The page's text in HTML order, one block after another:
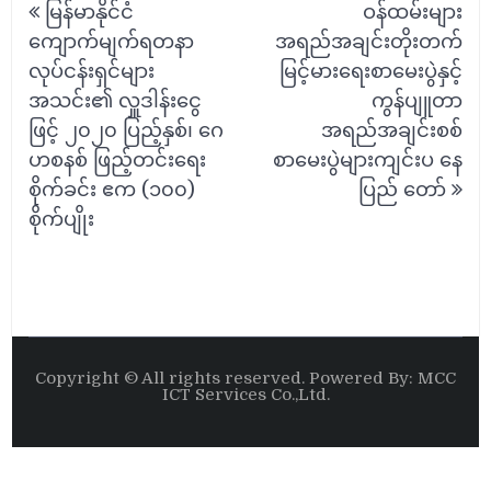
navigation
မြန်မာနိုင်ငံ
ကျောက်မျက်ရတနာ
လုပ်ငန်းရှင်များ
အသင်း၏ လှူဒါန်းငွေ
ဖြင့် ၂၀၂၀ ပြည့်နှစ်၊ ဂေ
ဟစနစ် ဖြည့်တင်းရေး
စိုက်ခင်း ဧက (၁၀၀)
စိုက်ပျိုး
ဝန်ထမ်းများ
အရည်အချင်းတိုးတက်
မြင့်မားရေးစာမေးပွဲနှင့်
ကွန်ပျူတာ
အရည်အချင်းစစ်
စာမေးပွဲများကျင်းပ နေ
ပြည် တော်
Copyright © All rights reserved. Powered By: MCC
ICT Services Co.,Ltd.